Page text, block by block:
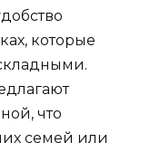
которые
что
семей или